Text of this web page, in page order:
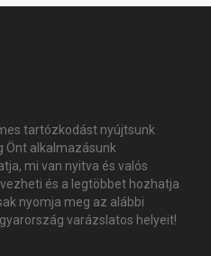
tartózkodást nyújtsunk
Önt alkalmazásunk
mi van nyitva és valós
és a legtöbbet hozhatja
nyomja meg az alábbi
varázslatos helyeit!